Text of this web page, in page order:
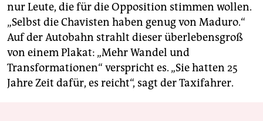
nur Leute, die für die Opposition stimmen wollen.
„Selbst die Chavisten haben genug von Maduro.“
Auf der Autobahn strahlt dieser überlebensgroß
von einem Plakat: „Mehr Wandel und
Transformationen“ verspricht es. „Sie hatten 25
Jahre Zeit dafür, es reicht“, sagt der Taxifahrer.